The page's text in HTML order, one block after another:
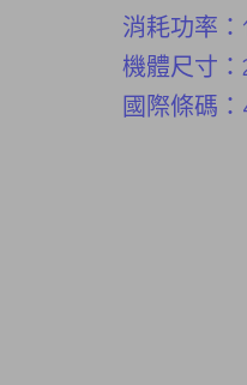
消耗功率：
機體尺寸：
國際條碼：